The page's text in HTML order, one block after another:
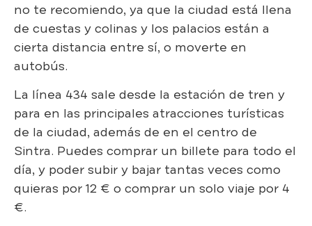
no te recomiendo, ya que la ciudad está llena
de cuestas y colinas y los palacios están a
cierta distancia entre sí, o moverte en
autobús.
La línea 434 sale desde la estación de tren y
para en las principales atracciones turísticas
de la ciudad, además de en el centro de
Sintra. Puedes comprar un billete para todo el
día, y poder subir y bajar tantas veces como
quieras por 12 € o comprar un solo viaje por 4
€.